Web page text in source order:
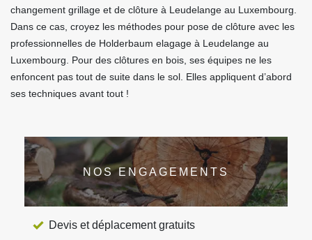
changement grillage et de clôture à Leudelange au Luxembourg.
Dans ce cas, croyez les méthodes pour pose de clôture avec les
professionnelles de Holderbaum elagage à Leudelange au
Luxembourg. Pour des clôtures en bois, ses équipes ne les
enfoncent pas tout de suite dans le sol. Elles appliquent d’abord
ses techniques avant tout !
NOS ENGAGEMENTS
Devis et déplacement gratuits